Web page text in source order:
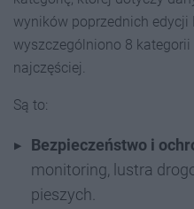
wyników poprzednich edycji
wyszczególniono 8
najczęściej.
Są to:
Bezpieczeństwo i
monitoring, lustra
pieszych.